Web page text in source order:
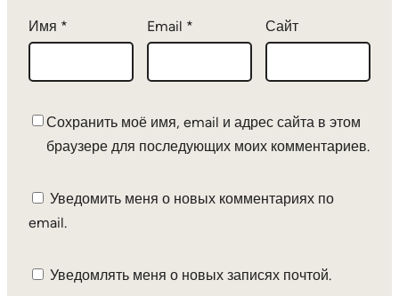
Имя * Email * Сайт
Сохранить моё имя, email и адрес сайта в этом
браузере для последующих моих комментариев.
Уведомить меня о новых комментариях по
email.
Уведомлять меня о новых записях почтой.